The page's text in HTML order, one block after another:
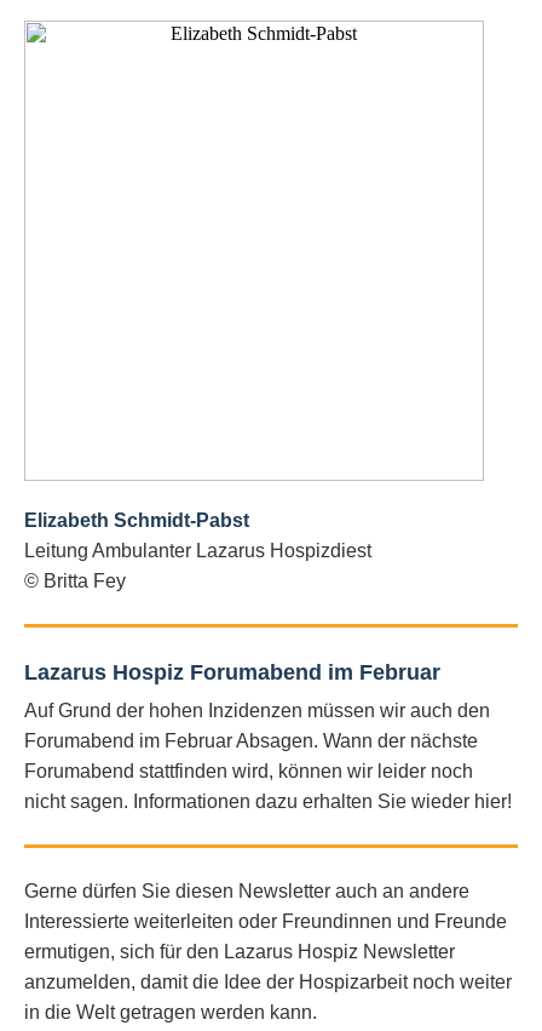
Elizabeth Schmidt-Pabst
Leitung Ambulanter Lazarus Hospizdiest
© Britta Fey
Lazarus Hospiz Forumabend im Februar
Auf Grund der hohen Inzidenzen müssen wir auch den
Forumabend im Februar Absagen. Wann der nächste
Forumabend stattfinden wird, können wir leider noch
nicht sagen. Informationen dazu erhalten Sie wieder hier!
Gerne dürfen Sie diesen Newsletter auch an andere
Interessierte weiterleiten oder Freundinnen und Freunde
ermutigen, sich für den Lazarus Hospiz Newsletter
anzumelden, damit die Idee der Hospizarbeit noch weiter
in die Welt getragen werden kann.